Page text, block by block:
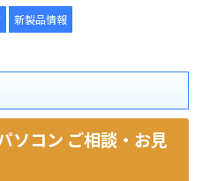
新製品情報
ソコン ご相談・お見